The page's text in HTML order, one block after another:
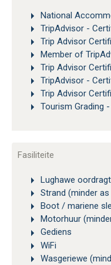
National
TripAdvisor -
Trip Advisor
Member of
Trip Advisor
TripAdvisor -
Trip Advisor
Tourism Grading
Fasiliteite
Lughawe
Strand (minder
Boot / mariene
Motorhuur
Gediens
WiFi
Wasgeriewe